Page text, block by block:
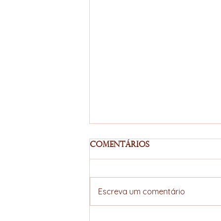
Comentários
Escreva um comentário